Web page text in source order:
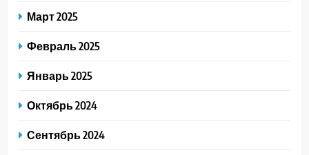
Март 2025
Февраль 2025
Январь 2025
Октябрь 2024
Сентябрь 2024